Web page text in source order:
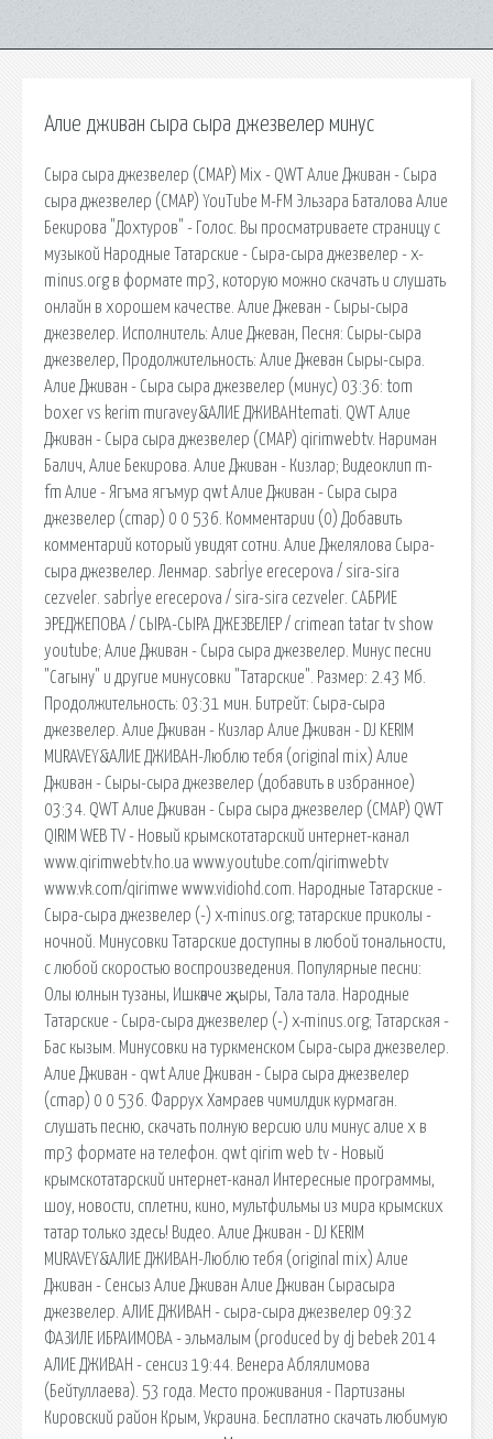
Алие дживан сыра сыра джезвелер минус
Сыра сыра джезвелер (CMAP) Mix - QWT Алие Дживан - Сыра
сыра джезвелер (CMAP) YouTube M-FM Эльзара Баталова Алие
Бекирова "Дохтуров" - Голос. Вы просматриваете страницу с
музыкой Народные Татарские - Сыра-сыра джезвелер - x-
minus.org в формате mp3, которую можно скачать и слушать
онлайн в хорошем качестве. Алие Джеван - Сыры-сыра
джезвелер. Исполнитель: Алие Джеван, Песня: Сыры-сыра
джезвелер, Продолжительность: Алие Джеван Сыры-сыра.
Алие Дживан - Сыра сыра джезвелер (минус) 03:36: tom
boxer vs kerim muravey&АЛИЕ ДЖИВАНtemati. QWT Алие
Дживан - Сыра сыра джезвелер (CMAP) qirimwebtv. Нариман
Балич, Алие Бекирова. Алие Дживан - Кизлар; Видеоклип m-
fm Алие - Ягъма ягъмур qwt Алие Дживан - Сыра сыра
джезвелер (cmap) 0 0 536. Комментарии (0) Добавить
комментарий который увидят сотни. Алие Джелялова Сыра-
сыра джезвелер. Ленмар. sabrİye erecepova / sira-sira
cezveler. sabrİye erecepova / sira-sira cezveler. САБРИЕ
ЭРЕДЖЕПОВА / СЫРА-СЫРА ДЖЕЗВЕЛЕР / crimean tatar tv show
youtube; Алие Дживан - Сыра сыра джезвелер. Минус песни
"Сагыну" и другие минусовки "Татарские". Размер: 2.43 Мб.
Продолжительность: 03:31 мин. Битрейт: Сыра-сыра
джезвелер. Алие Дживан - Кизлар Алие Дживан - DJ KERIM
MURAVEY&АЛИЕ ДЖИВАН-Люблю тебя (original mix) Алие
Дживан - Сыры-сыра джезвелер (добавить в избранное)
03:34. QWT Алие Дживан - Сыра сыра джезвелер (CMAP) QWT
QIRIM WEB TV - Новый крымскотатарский интернет-канал
www.qirimwebtv.ho.ua www.youtube.com/qirimwebtv
www.vk.com/qirimwe www.vidiohd.com. Народные Татарские -
Сыра-сыра джезвелер (-) x-minus.org; татарские приколы -
ночной. Минусовки Татарские доступны в любой тональности,
с любой скоростью воспроизведения. Популярные песни:
Олы юлнын тузаны, Ишкәкче җыры, Тала тала. Народные
Татарские - Сыра-сыра джезвелер (-) x-minus.org; Татарская -
Бас кызым. Минусовки на туркменском Сыра-сыра джезвелер.
Алие Дживан - qwt Алие Дживан - Сыра сыра джезвелер
(cmap) 0 0 536. Фаррух Хамраев чимилдик курмаган.
cлушать песню, скачать полную версию или минус алие х в
mp3 формате на телефон. qwt qirim web tv - Новый
крымскотатарский интернет-канал Интересные программы,
шоу, новости, сплетни, кино, мультфильмы из мира крымских
татар только здесь! Видео. Алие Дживан - DJ KERIM
MURAVEY&АЛИЕ ДЖИВАН-Люблю тебя (original mix) Алие
Дживан - Сенсыз Алие Дживан Алие Дживан Сырасыра
джезвелер. АЛИЕ ДЖИВАН - сыра-сыра джезвелер 09:32
ФАЗИЛЕ ИБРАИМОВА - эльмалым (produced by dj bebek 2014
АЛИЕ ДЖИВАН - сенсиз 19:44. Венера Аблялимова
(Бейтуллаева). 53 года. Место проживания - Партизаны
Кировский район Крым, Украина. Бесплатно скачать любимую